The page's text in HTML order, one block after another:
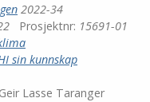
2022-34
Prosjektnr: 15691-01
sin kunnskap
Geir Lasse Taranger